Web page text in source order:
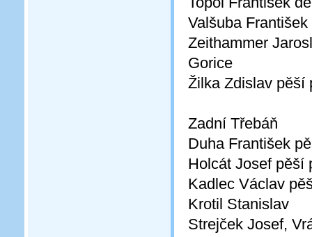
Valšuba
Zeithammer
Gorice
Žilka Zdislav pěší
Zadní Třebáň
Duha František
Holcát Josef pěší
Kadlec Václav
Krotil Stanislav
Strejček Josef,